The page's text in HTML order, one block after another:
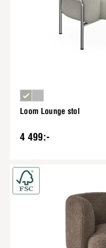
Loom Lounge stol
4 499:-